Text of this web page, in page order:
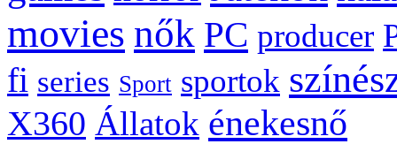
movies nők PC producer
fi series Sport sportok
X360 Állatok énekesnő